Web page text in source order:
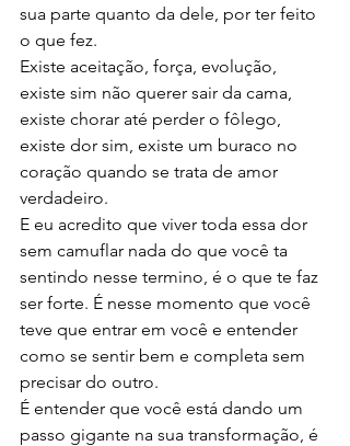
sua parte quanto da dele, por ter feito
o que fez.
Existe aceitação, força, evolução,
existe sim não querer sair da cama,
existe chorar até perder o fôlego,
existe dor sim, existe um buraco no
coração quando se trata de amor
verdadeiro.
E eu acredito que viver toda essa dor
sem camuflar nada do que você ta
sentindo nesse termino, é o que te faz
ser forte. É nesse momento que você
teve que entrar em você e entender
como se sentir bem e completa sem
precisar do outro.
É entender que você está dando um
passo gigante na sua transformação, é